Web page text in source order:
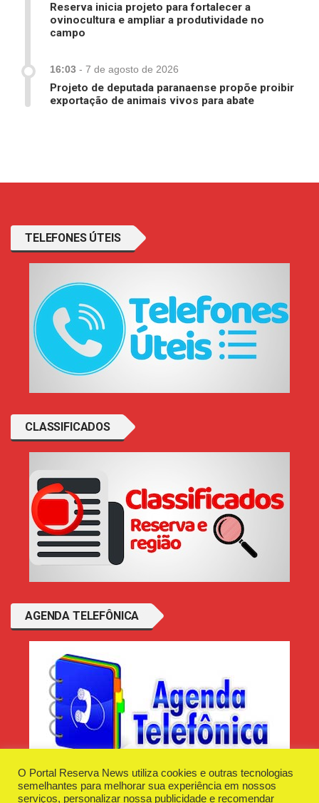
Reserva inicia projeto para fortalecer a
ovinocultura e ampliar a produtividade no
campo
16:03 - 7 de agosto de 2026
Projeto de deputada paranaense propõe proibir
exportação de animais vivos para abate
TELEFONES ÚTEIS
CLASSIFICADOS
AGENDA TELEFÔNICA
O Portal Reserva News utiliza cookies e outras tecnologias
semelhantes para melhorar sua experiência em nossos
serviços, personalizar nossa publicidade e recomendar